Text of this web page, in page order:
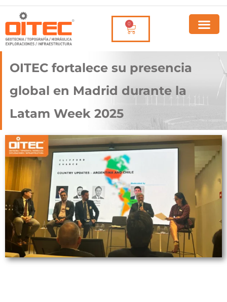
0
OITEC fortalece su presencia
global en Madrid durante la
Latam Week 2025